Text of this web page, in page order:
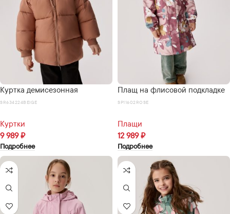
Куртка демисезонная
SR634224BEIGE
Куртки
9 989₽
Подробнее
Плащ на флисовой подкладке
SP11602ROSE
Плащи
12 989₽
Подробнее